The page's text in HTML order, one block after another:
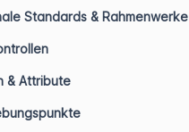
Standards & Rahmenwerke
& Attribute